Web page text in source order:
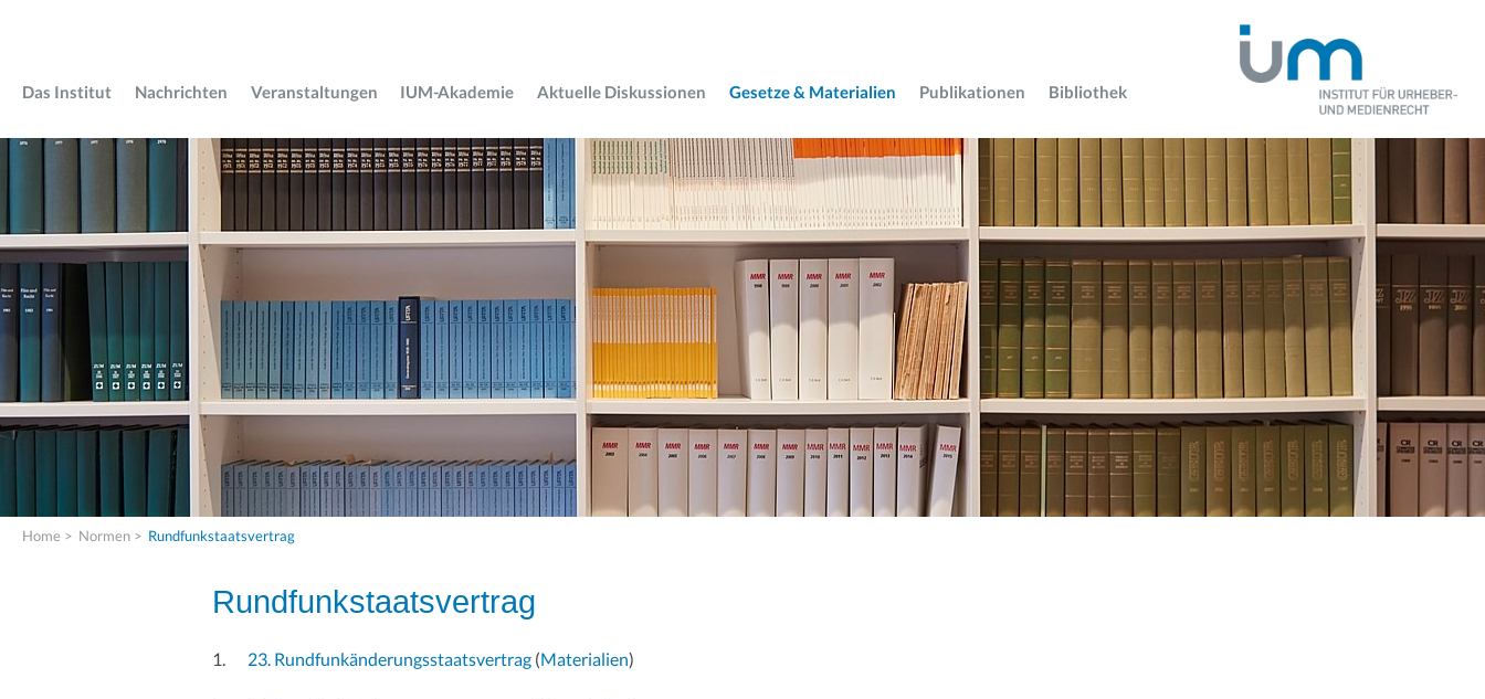
Das Institut Nachrichten Veranstaltungen IUM-Akademie Aktuelle Diskussionen Gesetze & Materialien Publikationen Bibliothek
Home > Normen > Rundfunkstaatsvertrag
Rundfunkstaatsvertrag
23. Rundfunkänderungsstaatsvertrag (Materialien)